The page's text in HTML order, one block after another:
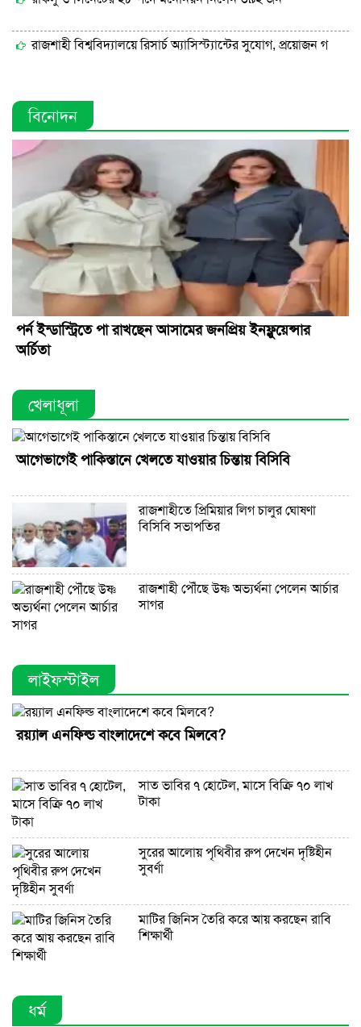
রাজশাহী বিশ্ববিদ্যালয়ে রিসার্চ অ্যাসিস্ট্যান্টের সুযোগ, প্রয়োজন গ
বিনোদন
পর্ন ইন্ডাস্ট্রিতে পা রাখছেন আসামের জনপ্রিয় ইনফ্লুয়েন্সার
অর্চিতা
খেলাধূলা
আগেভাগেই পাকিস্তানে খেলতে যাওয়ার চিন্তায় বিসিবি
রাজশাহীতে প্রিমিয়ার লিগ চালুর ঘোষণা
বিসিবি সভাপতির
রাজশাহী পৌঁছে উষ্ণ অভ্যর্থনা পেলেন আর্চার
সাগর
লাইফস্টাইল
রয়্যাল এনফিল্ড বাংলাদেশে কবে মিলবে?
সাত ভাবির ৭ হোটেল, মাসে বিক্রি ৭০ লাখ
টাকা
সুরের আলোয় পৃথিবীর রুপ দেখেন দৃষ্টিহীন
সুবর্ণা
মাটির জিনিস তৈরি করে আয় করছেন রাবি
শিক্ষার্থী
ধর্ম